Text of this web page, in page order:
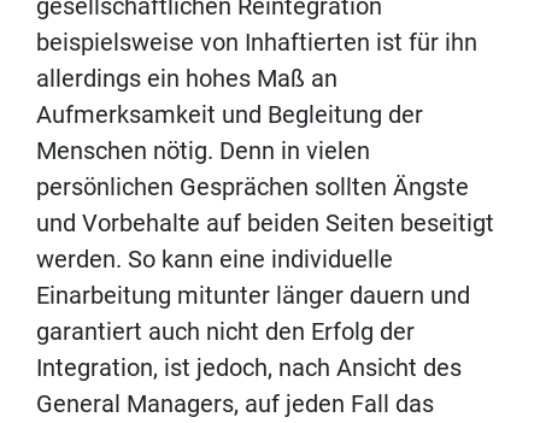
beispielsweise von Inhaftierten ist für ihn
allerdings ein hohes Maß an
Aufmerksamkeit und Begleitung der
Menschen nötig. Denn in vielen
persönlichen Gesprächen sollten Ängste
und Vorbehalte auf beiden Seiten beseitigt
werden. So kann eine individuelle
Einarbeitung mitunter länger dauern und
garantiert auch nicht den Erfolg der
Integration, ist jedoch, nach Ansicht des
General Managers, auf jeden Fall das